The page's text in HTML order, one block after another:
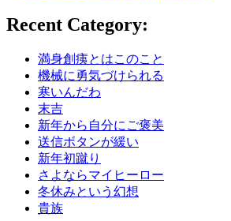
Recent Category:
満身創痍とはこのこと
機械に勇気づけられる
寒いんだわ
末吉
新年から自分にご褒美
送信ボタンが緩い
新年初蹴り
さよならマイヒーロー
冬休みという幻想
貴族